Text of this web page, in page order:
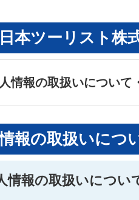
本ツーリスト株
情報の取扱いについて
報の取扱いにつ
情報の取扱いについ